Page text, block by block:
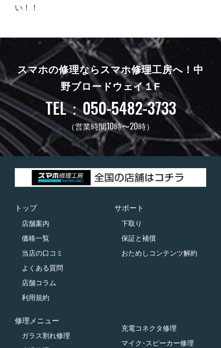
い！！
スマホの修理ならスマホ修理工房へ！ 中
野ブロードウェイ１F
TEL：050-5482-3733
（営業時間10時〜20時）
トップ
店舗案内
価格一覧
当店の口コミ
よくある質問
店舗コラム
利用規約
サポート
下取り
保証と補償
おためしコンテンツ解約
修理メニュー
ガラス割れ修理
充電コネクタ修理
マイク･スピーカー修理